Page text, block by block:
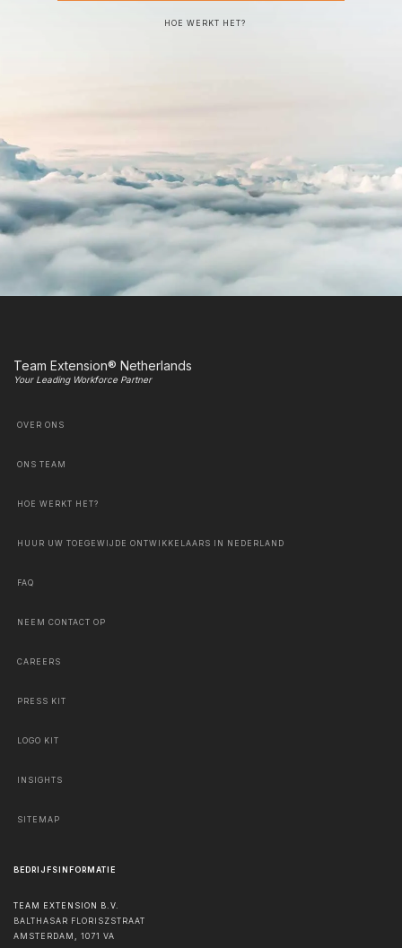
HOE WERKT HET?
Team Extension® Netherlands
Your Leading Workforce Partner
OVER ONS
ONS TEAM
HOE WERKT HET?
HUUR UW TOEGEWIJDE ONTWIKKELAARS IN NEDERLAND
FAQ
NEEM CONTACT OP
CAREERS
PRESS KIT
LOGO KIT
INSIGHTS
SITEMAP
BEDRIJFSINFORMATIE
TEAM EXTENSION B.V.
BALTHASAR FLORISZSTRAAT
AMSTERDAM
1071 VA